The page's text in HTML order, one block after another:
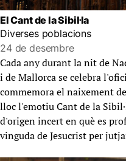
El Cant de la Sibil·la
Diverses poblacions
24 de desembre
Cada any durant la nit de
i de Mallorca se celebra
commemora el naixement
lloc l'emotiu Cant de la
d'origen incert en què es
vinguda de Jesucrist per